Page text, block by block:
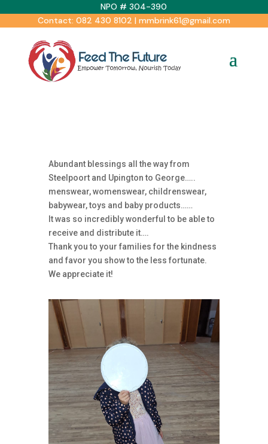
NPO # 304-390
Contact: 082 430 8102 | mmbrink61@gmail.com
Abundant blessings all the way from
Steelpoort and Upington to George…..
menswear, womenswear, childrenswear,
babywear, toys and baby products……
It was so incredibly wonderful to be able to
receive and distribute it….
Thank you to your families for the kindness
and favor you show to the less fortunate.
We appreciate it!